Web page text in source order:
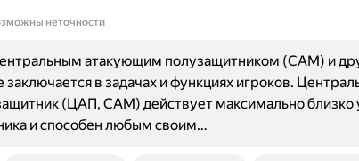
неточности
атакующим полузащитником (CAM) и
в задачах и функциях игроков.
(ЦАП, CAM) действует максимально близко
и способен любым своим…